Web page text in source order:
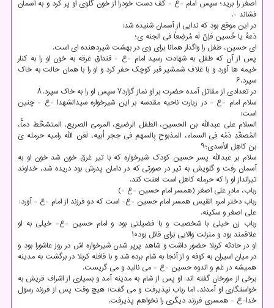
اصغر را برید؛ سپس امام -ع - کف دست خودرا از خون گلوی او پر کرد و به آسمان
فشاند -.
در این موقع بود که ندایی از آسمان شنیده شد:
دَعهُ یا حُسین فإنّ لَه مُرضِعاً فی الجنه ی؛
ای حسین، طفل را واگذار همانا برای وی در بهشت شیردهنده ای است.
پس از آن که طفل به شهادت رسید امام -ع - قنداق غرقه به خون او را به کنار
خیمه ها آورد و با غلاف شمشیر قبر کوچک حفر کرد و او را با همان حالت به خاک
سپرد.۶
در تعدادی از مقاتل آمده حضرت بر او نماز گزارد۷ سپس او را به خاک سپرد.۸
سلام امام -ع - در زیارت ناحیه مقدسه بر این شیرخواره سیدالشهدا -ع - چنین
است:
السلام علی عبدالله بن الحسین، الطفل الرضیع، المرمیّ الصریع، المتشحَّط دماُّ،
المُصعَّدِ دَمُه فِی السماء، المذبوحِ بِالسهم فی حِجر أبیه، لَعَن الله رامیه حرمله یَ
بنَ کاهِل الأسدی؛۹
سلام بر عبدالله پسر حسین کودک شیرخواره که با تیر غرق خون شد خون او به
آسمان رفت و گلویش به تیر در صورتی که در دامان پدرش بود دریده شد، خداوند
تیرانداز او را که حرمله کاهل است لعنت کند.
رباب، مادرِ علی اصغر (همسر امام حسین -ع -)
رباب دختر امرء القیس همسر امام حسین -ع- است که دو فرزند از امام -ع - آورد:
علی اصغر و سکینه.
رباب زن خیلی با شخصیت و با فضیلتی بود و امام حسین -ع- خیلی به او
علاقمند بود و منزلت والایی برای قائل بود۱۰
او در حادثه کربلا حضور داشت و شاهد پرپر شدن شیرخواره اش در روز عاشورا بود و
در میان اسیران به کوفه و از آنجا به شام برده شد و با قافله کربلا در برگشت به مدینه
همیشه در غم و اندوه حسین -ع - می نالید و می گریست.
برخی از مورخان گفته اند: او پس از شام به مدینه آمد و بسیاری از اشراف قریش به
خواستگاری او آمدند، اما رباب نپذیرفت و می گفت: هیچ وقت پس از فرزند رسول
خدا-ع - همسری فرزند دیگری را نخواهم پذیرفت.